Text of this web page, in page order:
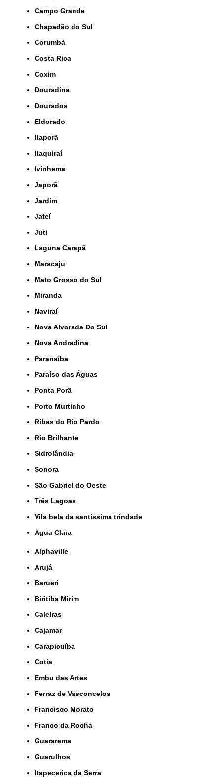
Campo Grande
Chapadão do Sul
Corumbá
Costa Rica
Coxim
Douradina
Dourados
Eldorado
Itaporã
Itaquiraí
Ivinhema
Japorã
Jardim
Jateí
Juti
Laguna Carapã
Maracaju
Mato Grosso do Sul
Miranda
Naviraí
Nova Alvorada Do Sul
Nova Andradina
Paranaíba
Paraíso das Águas
Ponta Porã
Porto Murtinho
Ribas do Rio Pardo
Rio Brilhante
Sidrolândia
Sonora
São Gabriel do Oeste
Três Lagoas
Vila bela da santíssima trindade
Água Clara
Alphaville
Arujá
Barueri
Biritiba Mirim
Caieiras
Cajamar
Carapicuíba
Cotia
Embu das Artes
Ferraz de Vasconcelos
Francisco Morato
Franco da Rocha
Guararema
Guarulhos
Itapecerica da Serra